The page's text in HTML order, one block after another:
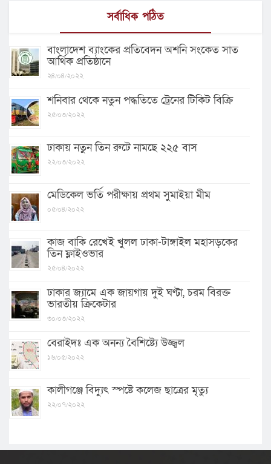
সর্বাধিক পঠিত
বাংলাদেশ ব্যাংকের প্রতিবেদন অশনি সংকেত সাত
আর্থিক প্রতিষ্ঠানে
২৪/০৪/২০২২
শনিবার থেকে নতুন পদ্ধতিতে ট্রেনের টিকিট বিক্রি
২৫/০৩/২০২২
ঢাকায় নতুন তিন রুটে নামছে ২২৫ বাস
২২/০৩/২০২২
মেডিকেল ভর্তি পরীক্ষায় প্রথম সুমাইয়া মীম
০৫/০৪/২০২২
কাজ বাকি রেখেই খুলল ঢাকা-টাঙ্গাইল মহাসড়কের
তিন ফ্লাইওভার
২৫/০৪/২০২২
ঢাকার জ্যামে এক জায়গায় দুই ঘণ্টা, চরম বিরক্ত
ভারতীয় ক্রিকেটার
৩০/০৩/২০২২
বেরাইদঃ এক অনন্য বৈশিষ্ট্যে উজ্জ্বল
১৬/০৫/২০২২
কালীগঞ্জে বিদ্যুৎ স্পষ্টে কলেজ ছাত্রের মৃত্যু
২২/০৭/২০২২